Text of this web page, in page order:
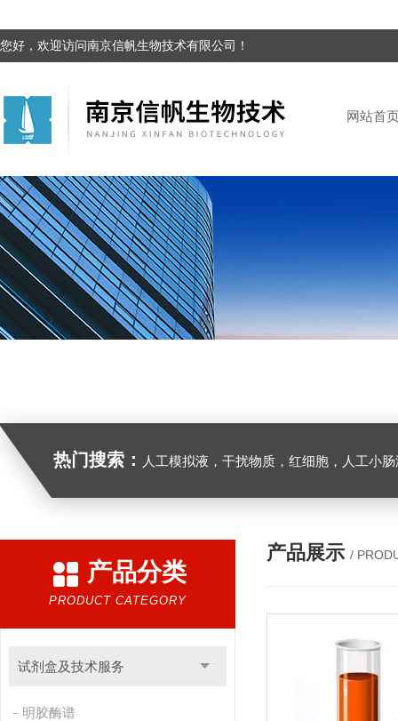
您好，欢迎访问南京信帆生物技术有限公司！
网站首
热门搜索： 人工模拟液，干扰物质，红细胞，人工小
产品分类
PRODUCT CATEGORY
试剂盒及技术服务
明胶酶谱
产品展示 /